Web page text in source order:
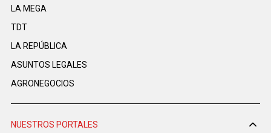
LA MEGA
TDT
LA REPÚBLICA
ASUNTOS LEGALES
AGRONEGOCIOS
NUESTROS PORTALES